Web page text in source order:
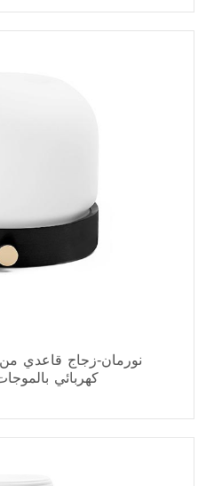
نورمان-زجاج قاعدي من
كهربائي